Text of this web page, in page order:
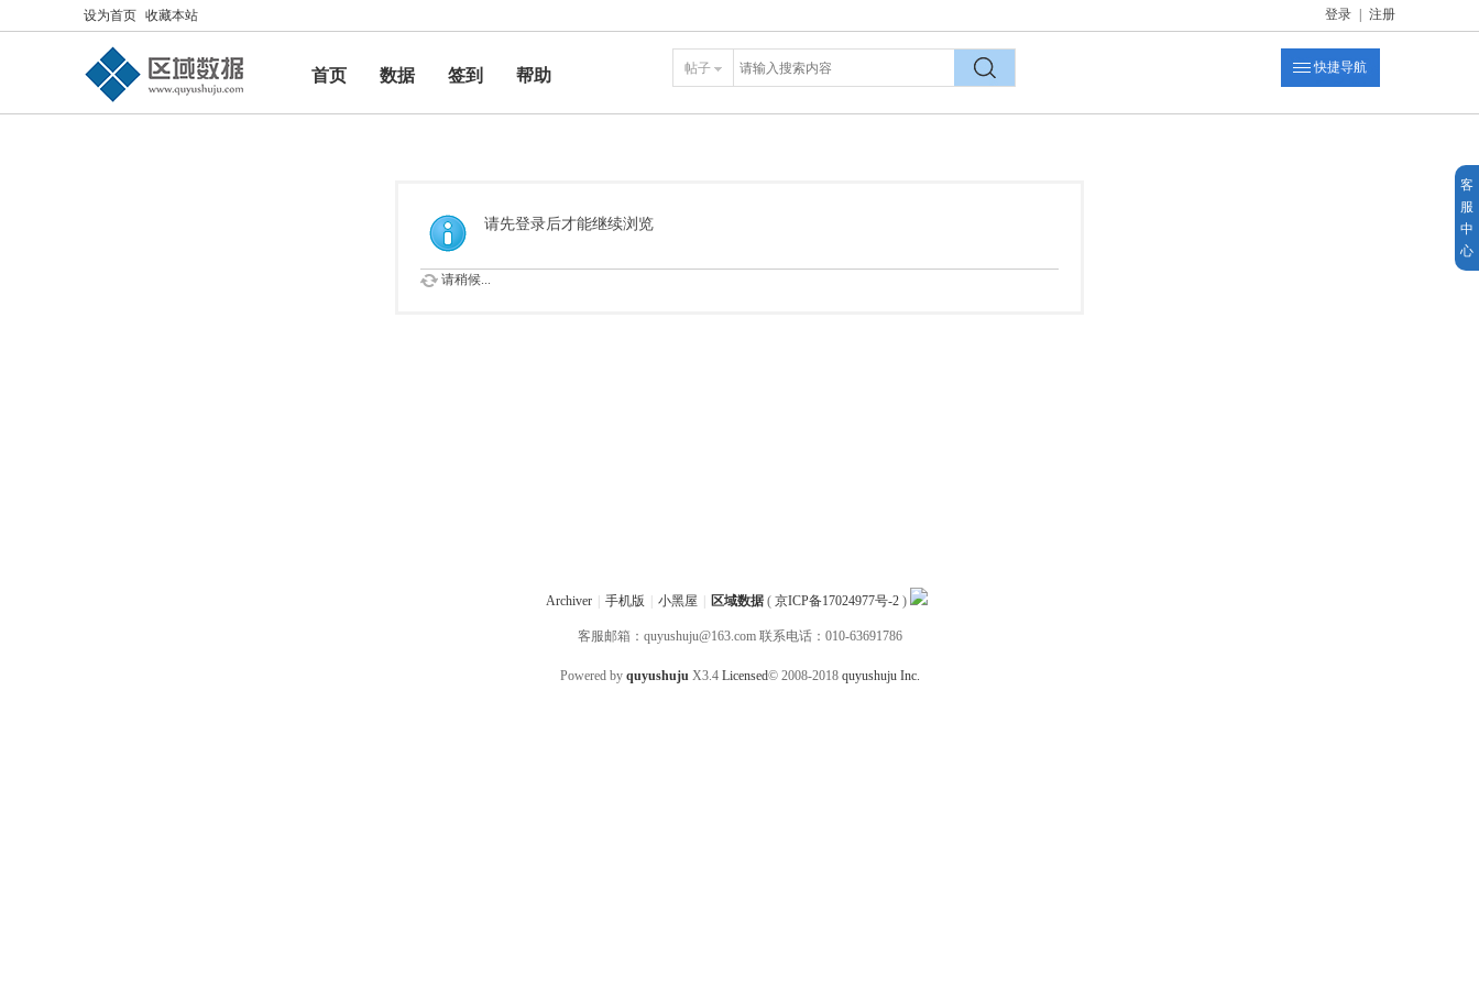
设为首页 收藏本站 登录 注册
首页 数据 签到
帮助
帮助
帖子
快捷导航
请先登录后才能继续浏览
请稍候...
客
服
中
心
Archiver 手机版 小黑屋 区域数据( 京ICP备17024977号-2)
客服邮箱：quyushuju@163.com 联系电话：010-63691786
Powered by quyushuju X3.4 Licensed© 2008-2018 quyushuju Inc.